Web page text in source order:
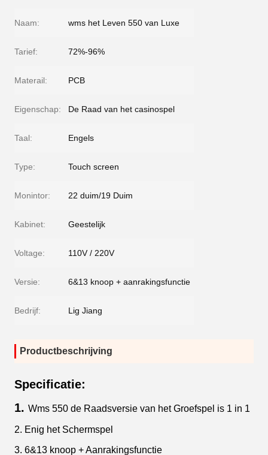
Naam: wms het Leven 550 van Luxe
Tarief: 72%-96%
Materail: PCB
Eigenschap: De Raad van het casinospel
Taal: Engels
Type: Touch screen
Monintor: 22 duim/19 Duim
Kabinet: Geestelijk
Voltage: 110V / 220V
Versie: 6&13 knoop + aanrakingsfunctie
Bedrijf: Lig Jiang
Productbeschrijving
Specificatie:
1. Wms 550 de Raadsversie van het Groefspel is 1 in 1
2. Enig het Schermspel
3. 6&13 knoop + Aanrakingsfunctie